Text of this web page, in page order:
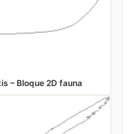
– Bloque 2D fauna